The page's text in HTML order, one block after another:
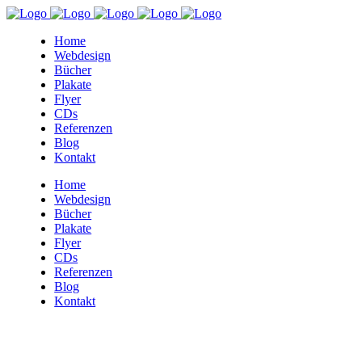
Home
Webdesign
Bücher
Plakate
Flyer
CDs
Referenzen
Blog
Kontakt
Home
Webdesign
Bücher
Plakate
Flyer
CDs
Referenzen
Blog
Kontakt